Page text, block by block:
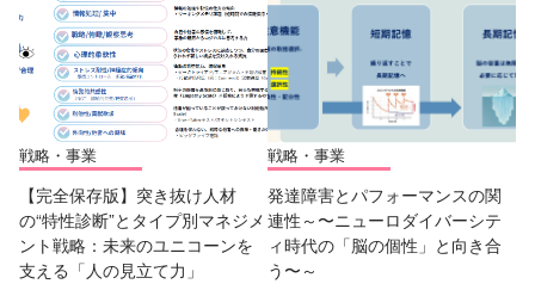
戦略・事業
【完全保存版】突き抜け人材
の“特性診断”とタイプ別マネジメ
ント戦略：未来のユニコーンを
支える「人の見立て力」
戦略・事業
発達障害とパフォーマンスの関
連性～〜ニューロダイバーシテ
ィ時代の「脳の個性」と向き合
う〜～